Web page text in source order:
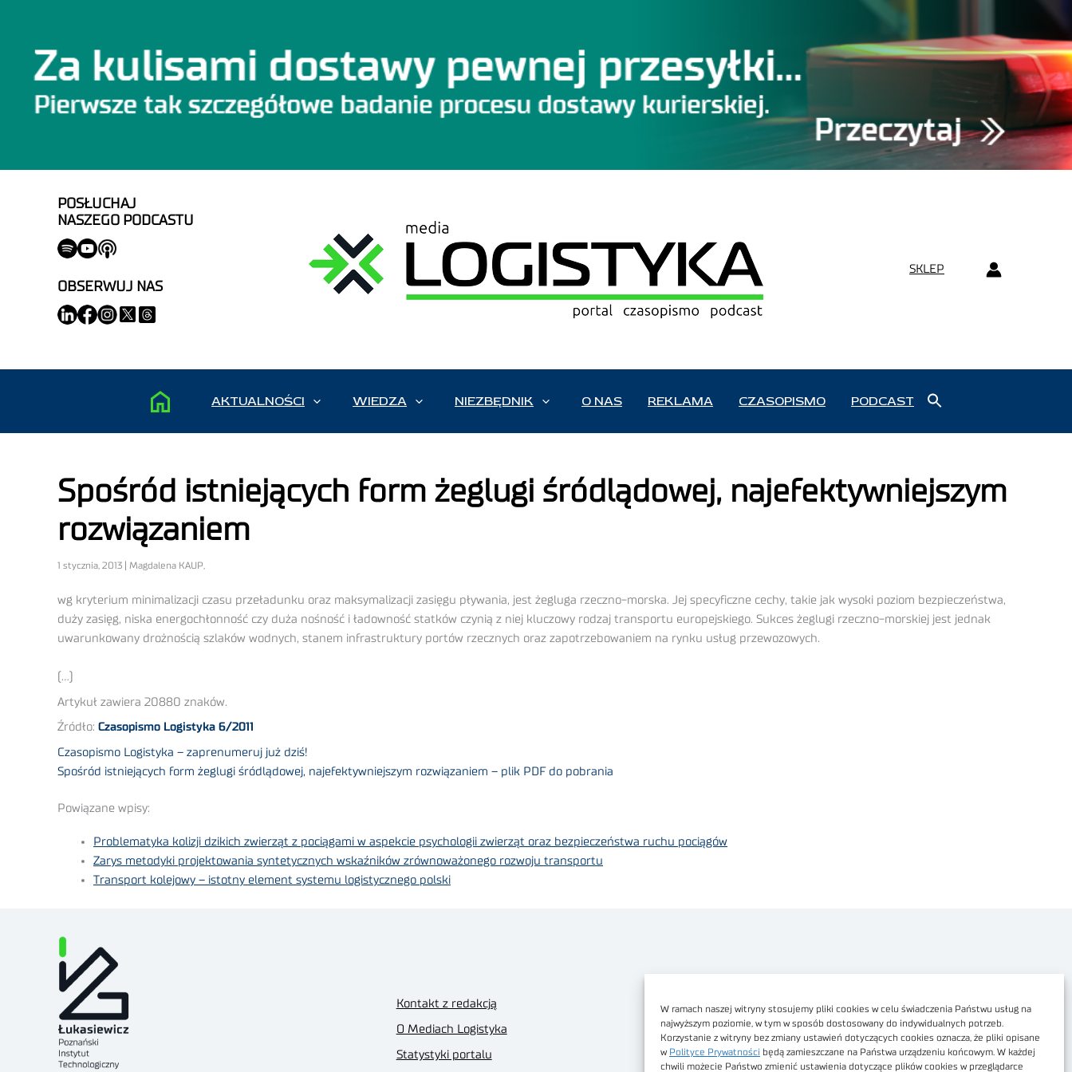
W ramach naszej witryny stosujemy pliki cookies w celu świadczenia Państwu usług na
najwyższym poziomie, w tym w sposób dostosowany do indywidualnych potrzeb.
Korzystanie z witryny bez zmiany ustawień dotyczących cookies oznacza, że pliki opisane
w Polityce Prywatności będą zamieszczane na Państwa urządzeniu końcowym. W każdej
chwili możecie Państwo zmienić ustawienia dotyczące plików cookies w przeglądarce
POSŁUCHAJ
NASZEGO PODCASTU
OBSERWUJ NAS
SKLEP
AKTUALNOŚCI WIEDZA NIEZBĘDNIK O NAS REKLAMA CZASOPISMO PODCAST
Spośród istniejących form żeglugi śródlądowej, najefektywniejszym
rozwiązaniem
1 stycznia, 2013 | Magdalena KAUP,
wg kryterium minimalizacji czasu przeładunku oraz maksymalizacji zasięgu pływania, jest żegluga rzeczno-morska. Jej specyficzne cechy, takie jak wysoki poziom bezpieczeństwa,
duży zasięg, niska energochłonność czy duża nośność i ładowność statków czynią z niej kluczowy rodzaj transportu europejskiego. Sukces żeglugi rzeczno-morskiej jest jednak
uwarunkowany drożnością szlaków wodnych, stanem infrastruktury portów rzecznych oraz zapotrzebowaniem na rynku usług przewozowych.
(…)
Artykuł zawiera 20880 znaków.
Źródło: Czasopismo Logistyka 6/2011
Czasopismo Logistyka – zaprenumeruj już dziś!
Spośród istniejących form żeglugi śródlądowej, najefektywniejszym rozwiązaniem – plik PDF do pobrania
Powiązane wpisy:
Problematyka kolizji dzikich zwierząt z pociągami w aspekcie psychologii zwierząt oraz bezpieczeństwa ruchu pociągów
Zarys metodyki projektowania syntetycznych wskaźników zrównoważonego rozwoju transportu
Transport kolejowy – istotny element systemu logistycznego polski
Kontakt z redakcją
O Mediach Logistyka
Statystyki portalu
Dostępność cyfrowa
Regulamin Portalu
Regulamin sklepu